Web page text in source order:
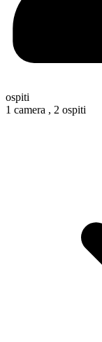
ospiti
1 camera , 2 ospiti